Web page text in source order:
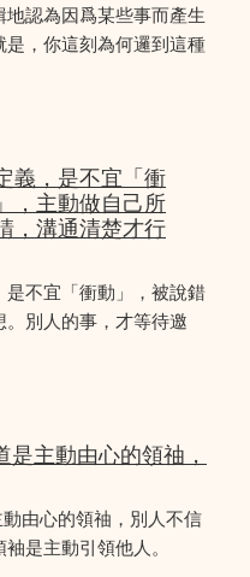
認為因爲某些事而產生
，你這刻為何邏到這種
義，是不宜「衝
，主動做自己所
，溝通清楚才行
不宜「衝動」，被說錯
。別人的事，才等待邀
主動由心的領䄂，
由心的領䄂，別人不信
是主動引領他人。